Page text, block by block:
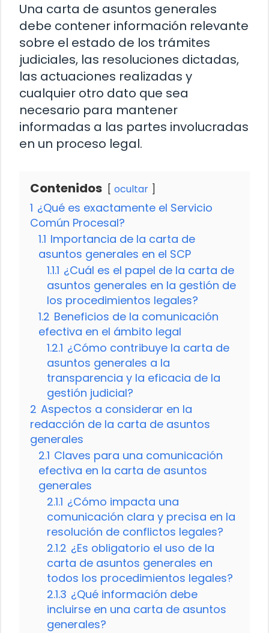
Una carta de asuntos generales
debe contener información relevante
sobre el estado de los trámites
judiciales, las resoluciones dictadas,
las actuaciones realizadas y
cualquier otro dato que sea
necesario para mantener
informadas a las partes involucradas
en un proceso legal.
Contenidos ocultar
1 ¿Qué es exactamente el Servicio
Común Procesal?
1.1 Importancia de la carta de
asuntos generales en el SCP
1.1.1 ¿Cuál es el papel de la carta de
asuntos generales en la gestión de
los procedimientos legales?
1.2 Beneficios de la comunicación
efectiva en el ámbito legal
1.2.1 ¿Cómo contribuye la carta de
asuntos generales a la
transparencia y la eficacia de la
gestión judicial?
2 Aspectos a considerar en la
redacción de la carta de asuntos
generales
2.1 Claves para una comunicación
efectiva en la carta de asuntos
generales
2.1.1 ¿Cómo impacta una
comunicación clara y precisa en la
resolución de conflictos legales?
2.1.2 ¿Es obligatorio el uso de la
carta de asuntos generales en
todos los procedimientos legales?
2.1.3 ¿Qué información debe
incluirse en una carta de asuntos
generales?